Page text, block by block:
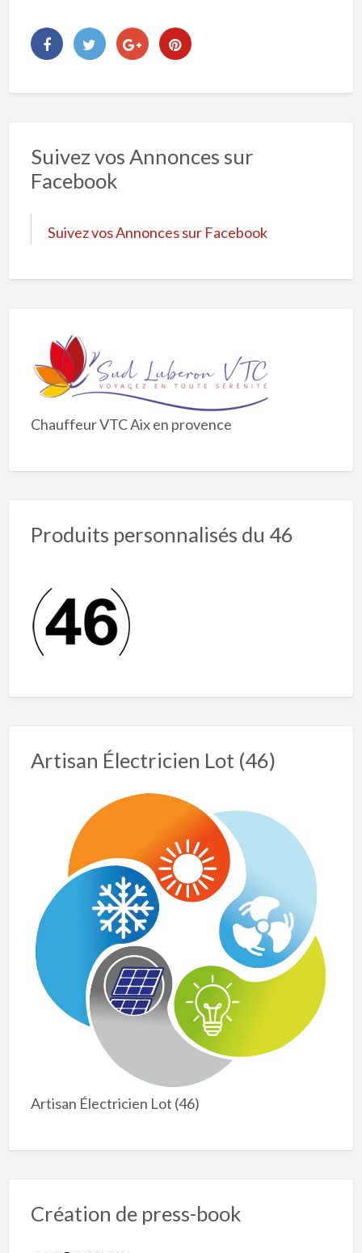
Suivez vos Annonces sur
Facebook
Suivez vos Annonces sur Facebook
Chauffeur VTC Aix en provence
Produits personnalisés du 46
Artisan Électricien Lot (46)
Artisan Électricien Lot (46)
Création de press-book